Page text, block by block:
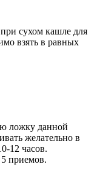
сухом кашле для
взять в равных
ложку данной
желательно в
12 часов.
приемов.